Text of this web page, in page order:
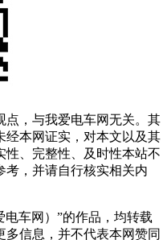
点，与我爱电车网无关。其
经本网证实，对本文以及其
性、完整性、及时性本站不
考，并请自行核实相关内
车网）”的作品，均转载
多信息，并不代表本网赞同